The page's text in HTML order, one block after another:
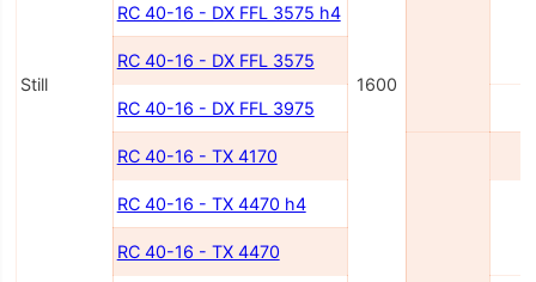
Still 1600
RC 40-16 - DX FFL 3575 h4
RC 40-16 - DX FFL 3575
RC 40-16 - DX FFL 3975
RC 40-16 - TX 4170
RC 40-16 - TX 4470 h4
RC 40-16 - TX 4470